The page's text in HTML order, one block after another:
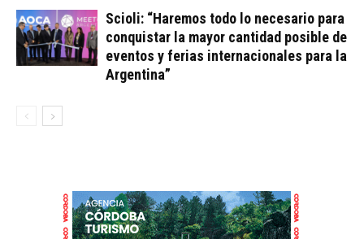
Scioli: “Haremos todo lo necesario para
conquistar la mayor cantidad posible de
eventos y ferias internacionales para la
Argentina”